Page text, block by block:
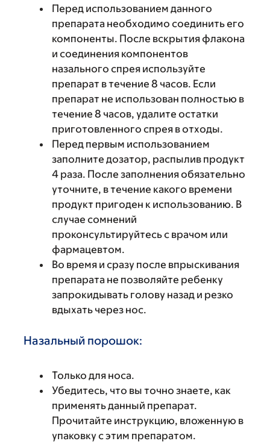
Перед использованием данного
препарата необходимо соединить его
компоненты. После вскрытия флакона
и соединения компонентов
назального спрея используйте
препарат в течение 8 часов. Если
препарат не использован полностью в
течение 8 часов, удалите остатки
приготовленного спрея в отходы.
Перед первым использованием
заполните дозатор, распылив продукт
4 раза. После заполнения обязательно
уточните, в течение какого времени
продукт пригоден к использованию. В
случае сомнений
проконсультируйтесь с врачом или
фармацевтом.
Во время и сразу после впрыскивания
препарата не позволяйте ребенку
запрокидывать голову назад и резко
вдыхать через нос.
Назальный порошок:
Только для носа.
Убедитесь, что вы точно знаете, как
применять данный препарат.
Прочитайте инструкцию, вложенную в
упаковку с этим препаратом.